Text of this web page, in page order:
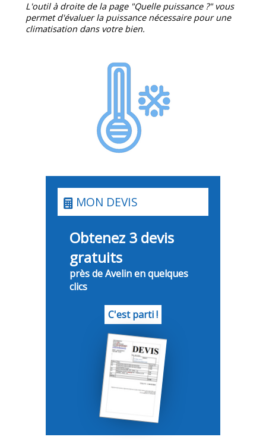
L'outil à droite de la page "Quelle puissance ?" vous
permet d'évaluer la puissance nécessaire pour une
climatisation dans votre bien.
MON DEVIS
Obtenez 3 devis
gratuits
près de Avelin en quelques
clics
C'est parti !